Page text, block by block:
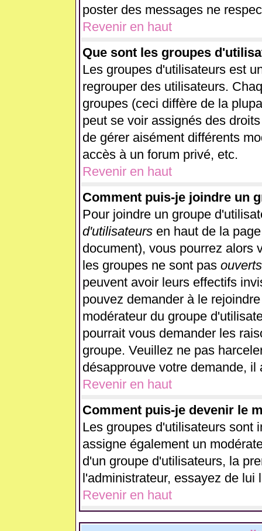
poster des messages ne
Revenir en haut
Que sont les groupes
Les groupes d'utilisateurs est
regrouper des utilisateurs.
groupes (ceci diffère de la
peut se voir assignés des
de gérer aisément différents
accès à un forum privé, etc.
Revenir en haut
Comment puis-je joindre un
Pour joindre un groupe
d'utilisateursen haut de la
document), vous pourrez alors
les groupes ne sont pas ouverts
peuvent avoir leurs effectifs
pouvez demander à le
modérateur du groupe
pourrait vous demander les
groupe. Veuillez ne pas
désapprouve votre demande, il
Revenir en haut
Comment puis-je devenir le
Les groupes d'utilisateurs sont
assigne également un
d'un groupe d'utilisateurs, la
l'administrateur, essayez de lui
Revenir en haut